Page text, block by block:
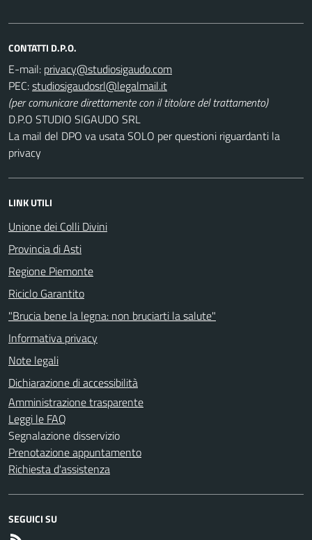
CONTATTI D.P.O.
E-mail:
PEC:
(per comunicare direttamente con il titolare del trattamento)
D.P.O STUDIO SIGAUDO SRL
La mail del DPO va usata SOLO per questioni riguardanti la
privacy
LINK UTILI
Unione dei Colli Divini
Provincia di Asti
Regione Piemonte
Riciclo Garantito
"Brucia bene la legna: non bruciarti la salute"
Informativa privacy
Note legali
Dichiarazione di accessibilità
Amministrazione trasparente
Leggi le FAQ
Segnalazione disservizio
Prenotazione appuntamento
Richiesta d'assistenza
SEGUICI SU